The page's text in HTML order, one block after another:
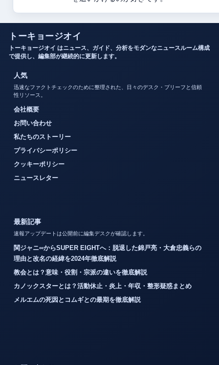
トーキョージオイ
トーキョージオイ はニュース、ガイド、分析をモダンなニュースルーム構成
で提供し、編集部が継続的に更新します。
人気
迅速なファクトチェックのために整理された、日々のデスク・ブリーフと信頼
性リソース。
会社概要
お問い合わせ
私たちのストーリー
プライバシーポリシー
クッキーポリシー
ニュースレター
最新記事
速報アップデートは公開前に編集デスクが確認します。
関ジャニ∞からSUPER EIGHTへ：脱退した錦戸亮・大倉忠義らの
理由と改名の経緯を2024年徹底解説
教会とは？意味・役割・宗派の違いを徹底解説
カノックスターとは？活動休止・炎上・年収・整形疑惑まとめ
メルエムの死因とコムギとの最期を徹底解説